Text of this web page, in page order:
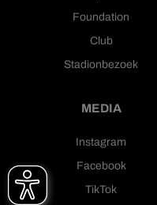
Foundation
Club
Stadionbezoek
MEDIA
Instagram
Facebook
TikTok